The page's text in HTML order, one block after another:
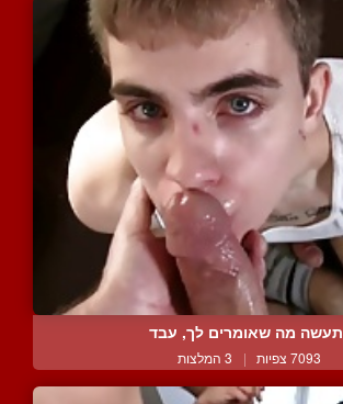
תעשה מה שאומרים לך, עבד
7093 צפיות | 3 המלצות